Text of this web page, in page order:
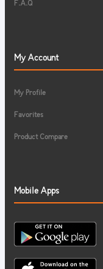
F.A.Q
My Account
My Profile
Favorites
Product Compare
Mobile Apps